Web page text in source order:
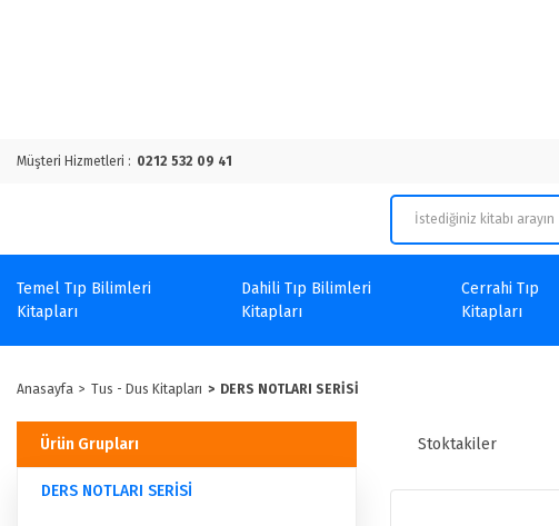
Müşteri Hizmetleri : 0212 532 09 41
Temel Tıp Bilimleri
Kitapları
Dahili Tıp Bilimleri
Kitapları
Cerrahi Tıp
Kitapları
Anasayfa Tus - Dus Kitapları DERS NOTLARI SERİSİ
Ürün Grupları
DERS NOTLARI SERİSİ
Stoktakiler